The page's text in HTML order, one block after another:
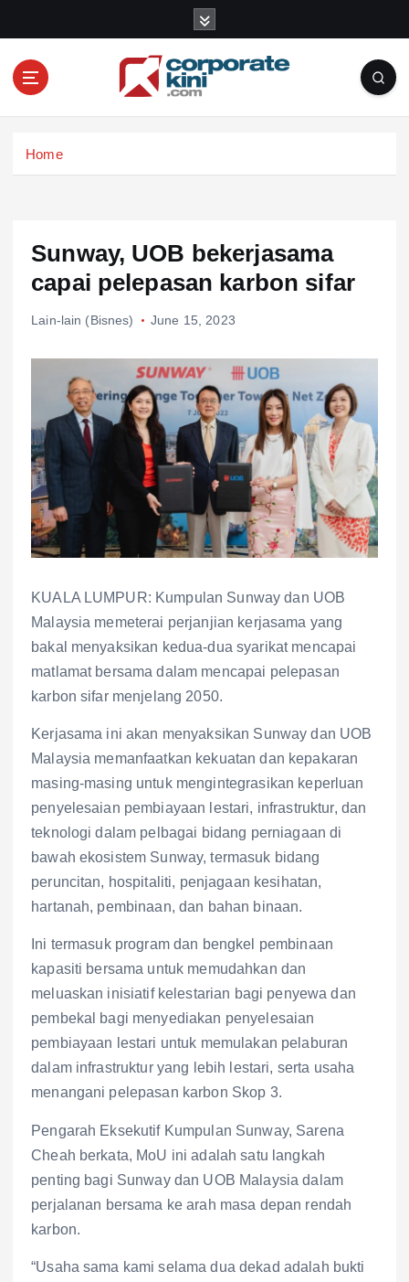
o
Home
Sunway, UOB bekerjasama
capai pelepasan karbon sifar
Lain-lain (Bisnes) June 15, 2023
KUALA LUMPUR: Kumpulan Sunway dan UOB
Malaysia memeterai perjanjian kerjasama yang
bakal menyaksikan kedua-dua syarikat mencapai
matlamat bersama dalam mencapai pelepasan
karbon sifar menjelang 2050.
Kerjasama ini akan menyaksikan Sunway dan UOB
Malaysia memanfaatkan kekuatan dan kepakaran
masing-masing untuk mengintegrasikan keperluan
penyelesaian pembiayaan lestari, infrastruktur, dan
teknologi dalam pelbagai bidang perniagaan di
bawah ekosistem Sunway, termasuk bidang
peruncitan, hospitaliti, penjagaan kesihatan,
hartanah, pembinaan, dan bahan binaan.
Ini termasuk program dan bengkel pembinaan
kapasiti bersama untuk memudahkan dan
meluaskan inisiatif kelestarian bagi penyewa dan
pembekal bagi menyediakan penyelesaian
pembiayaan lestari untuk memulakan pelaburan
dalam infrastruktur yang lebih lestari, serta usaha
menangani pelepasan karbon Skop 3.
Pengarah Eksekutif Kumpulan Sunway, Sarena
Cheah berkata, MoU ini adalah satu langkah
penting bagi Sunway dan UOB Malaysia dalam
perjalanan bersama ke arah masa depan rendah
karbon.
“Usaha sama kami selama dua dekad adalah bukti